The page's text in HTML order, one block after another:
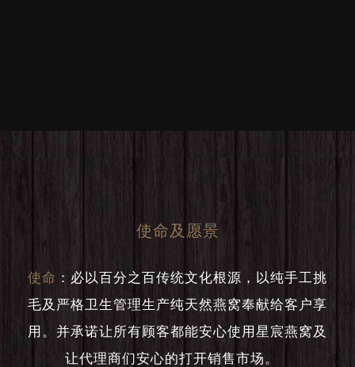
使命及愿景
使命 ： 必以百分之百传统文化根源，以纯手工挑
毛及严格卫生管理生产纯天然燕窝奉献给客户享
用。并承诺让所有顾客都能安心使用星宸燕窝及
让代理商们安心的打开销售市场。